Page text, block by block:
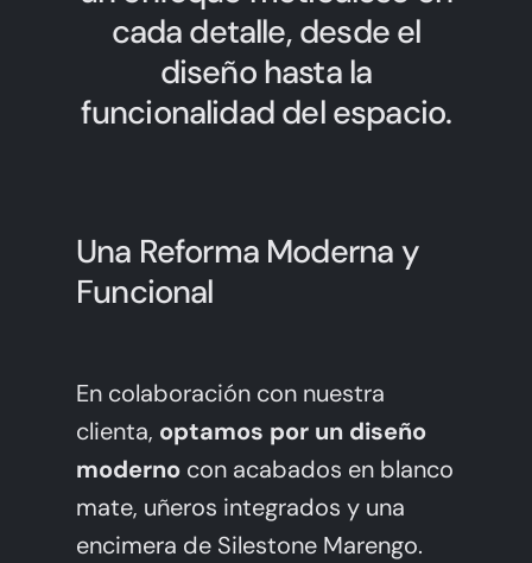
cada detalle, desde el
diseño hasta la
funcionalidad del espacio.
Una Reforma Moderna y
Funcional
En colaboración con nuestra
clienta, optamos por un diseño
moderno con acabados en blanco
mate, uñeros integrados y una
encimera de Silestone Marengo.